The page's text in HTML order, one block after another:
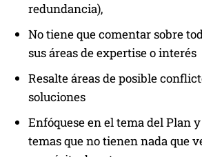
redundancia),
No tiene que comentar sobre
sus áreas de expertise o interés
Resalte áreas de posible
soluciones
Enfóquese en el tema del Plan
temas que no tienen nada que